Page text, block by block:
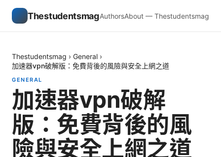
ThestudentsmagAuthorsAbout — Thestudentsmag
Thestudentsmag › General ›
加速器vpn破解版：免費背後的風險與安全上網之道
GENERAL
加速器vpn破解
版：免費背後的風
險與安全上網之道